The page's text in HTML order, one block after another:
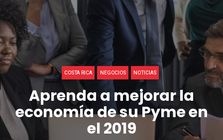
COSTA RICA NEGOCIOS NOTICIAS
Aprenda a mejorar la
economía de su Pyme en
el 2019